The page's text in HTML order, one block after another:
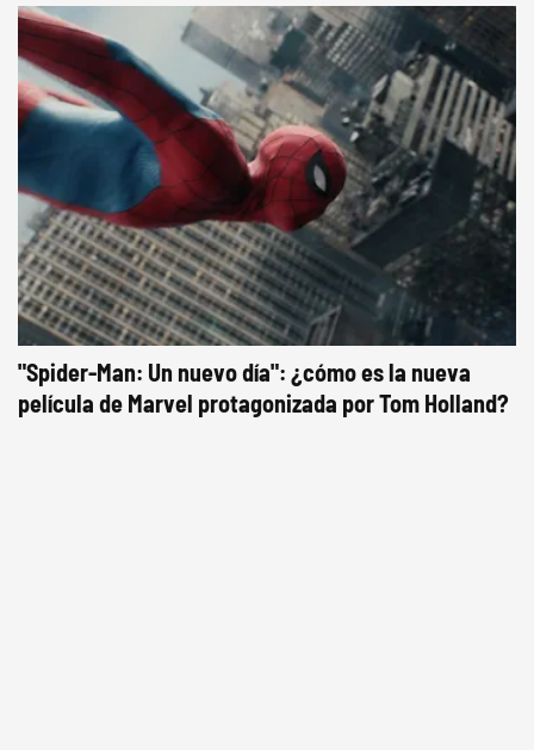
"Spider-Man: Un nuevo día": ¿cómo es la nueva
película de Marvel protagonizada por Tom Holland?